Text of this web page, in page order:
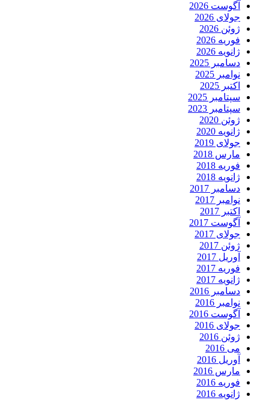
آگوست 2026
جولای 2026
ژوئن 2026
فوریه 2026
ژانویه 2026
دسامبر 2025
نوامبر 2025
اکتبر 2025
سپتامبر 2025
سپتامبر 2023
ژوئن 2020
ژانویه 2020
جولای 2019
مارس 2018
فوریه 2018
ژانویه 2018
دسامبر 2017
نوامبر 2017
اکتبر 2017
آگوست 2017
جولای 2017
ژوئن 2017
آوریل 2017
فوریه 2017
ژانویه 2017
دسامبر 2016
نوامبر 2016
آگوست 2016
جولای 2016
ژوئن 2016
می 2016
آوریل 2016
مارس 2016
فوریه 2016
ژانویه 2016